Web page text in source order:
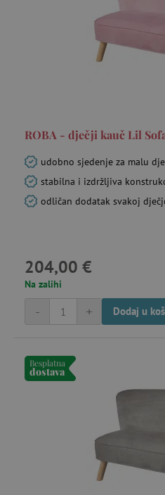
ROBA - dječji kauč Lil
udobno sjedenje za malu
stabilna i izdržljiva
odličan dodatak svakoj
204,00 €
Na zalihi
+
- Dodaj u
Besplatna
dostava